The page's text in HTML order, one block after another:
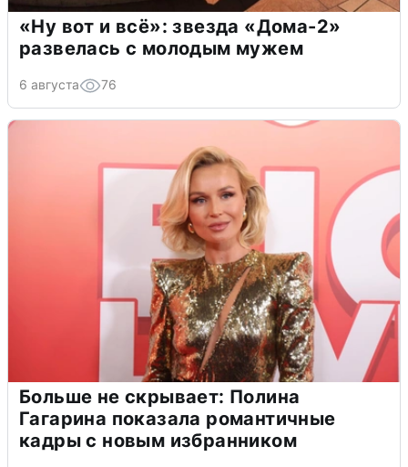
«Ну вот и всё»: звезда «Дома-2»
развелась с молодым мужем
6 августа 76
Больше не скрывает: Полина
Гагарина показала романтичные
кадры с новым избранником